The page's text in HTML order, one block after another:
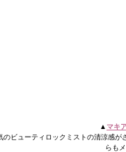
▲マキ
のビューティロックミストの清涼感
らも